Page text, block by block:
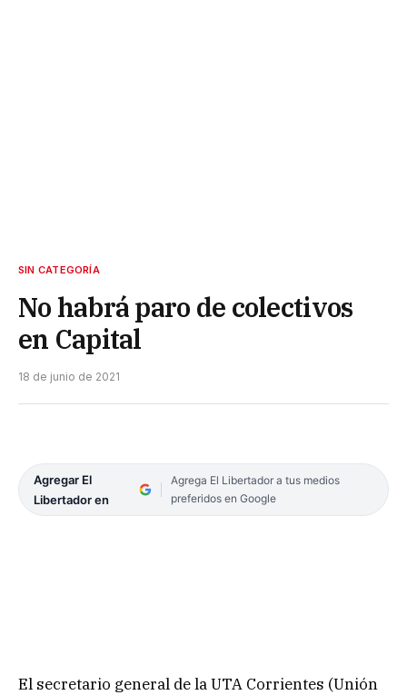
SIN CATEGORÍA
No habrá paro de colectivos
en Capital
18 de junio de 2021
Agregar El
Libertador en
Agrega El Libertador a tus medios
preferidos en Google
El secretario general de la UTA Corrientes (Unión